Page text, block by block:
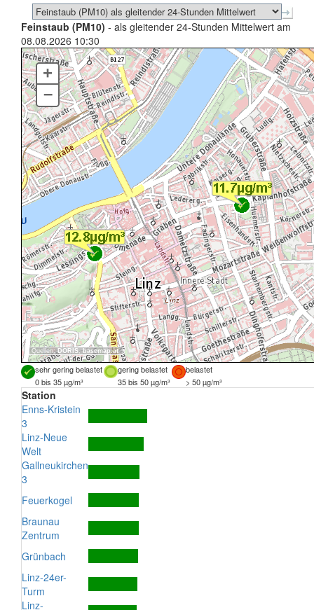
Feinstaub (PM10) - als gleitender 24-Stunden Mittelwert am
08.08.2026 10:30
Quellen:DORIS, basemap.at
+
–
sehr gering belastet gering belastet
belastet
0 bis 35 µg/m³
35 bis 50 µg/m³ > 50 µg/m³
Station
Enns-Kristein
3
Linz-Neue
Welt
Gallneukirchen
3
Feuerkogel
Braunau
Zentrum
Grünbach
Linz-24er-
Turm
Linz-